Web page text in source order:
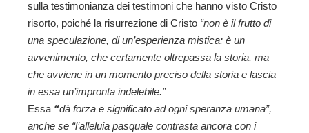
sulla testimonianza dei testimoni che hanno visto Cristo
risorto, poiché la risurrezione di Cristo “non è il frutto di
una speculazione, di un’esperienza mistica: è un
avvenimento, che certamente oltrepassa la storia, ma
che avviene in un momento preciso della storia e lascia
in essa un’impronta indelebile.”
Essa “dà forza e significato ad ogni speranza umana”,
anche se “l’alleluia pasquale contrasta ancora con i